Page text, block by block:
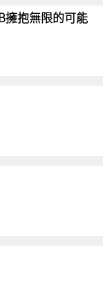
擁抱無限的可能